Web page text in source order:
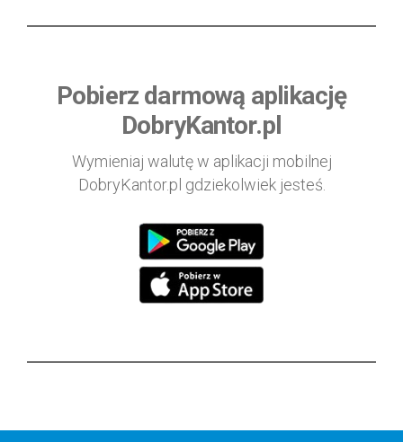
Pobierz darmową aplikację
DobryKantor.pl
Wymieniaj walutę w aplikacji mobilnej
DobryKantor.pl gdziekolwiek jesteś.